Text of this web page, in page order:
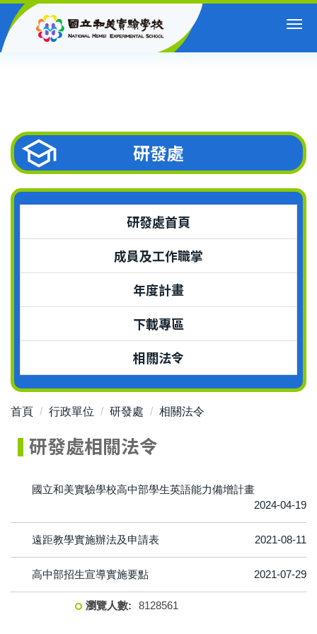
跳
到
研發處
研發處首頁
成員及工作職掌
年度計畫
下載專區
相關法令
首頁 行政單位 研發處 相關法令
研發處相關法令
國立和美實驗學校高中部學生英語能力備增計畫
2024-04-19
遠距教學實施辦法及申請表 2021-08-11
高中部招生宣導實施要點 2021-07-29
8128561